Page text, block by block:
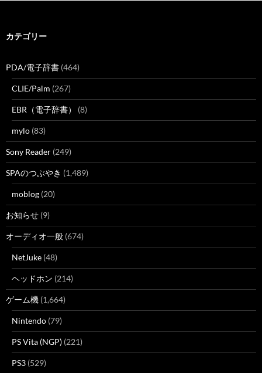
カテゴリー
PDA/電子辞書 (464)
CLIE/Palm (267)
EBR（電子辞書） (8)
mylo (83)
Sony Reader (249)
SPAのつぶやき (1,489)
moblog (20)
お知らせ (9)
オーディオ一般 (674)
NetJuke (48)
ヘッドホン (214)
ゲーム機 (1,664)
Nintendo (79)
PS Vita (NGP) (221)
PS3 (529)